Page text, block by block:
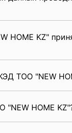
HOME KZ"
ТОО "NEW
HOME